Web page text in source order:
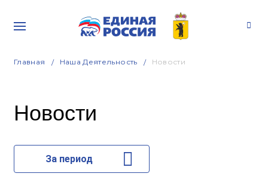
Главная Наша Деятельность Новости
Новости
За период